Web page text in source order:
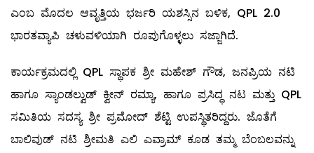
ಎಂಬ ಮೊದಲ ಆವೃತ್ತಿಯ ಭರ್ಜರಿ ಯಶಸ್ಸಿನ ಬಳಿಕ, QPL 2.0
ಭಾರತವ್ಯಾಪಿ ಚಳುವಳಿಯಾಗಿ ರೂಪುಗೊಳ್ಳಲು ಸಜ್ಜಾಗಿದೆ.
ಕಾರ್ಯಕ್ರಮದಲ್ಲಿ QPL ಸ್ಥಾಪಕ ಶ್ರೀ ಮಹೇಶ್ ಗೌಡ, ಜನಪ್ರಿಯ ನಟಿ
ಹಾಗೂ ಸ್ಯಾಂಡಲ್ವುಡ್ ಕ್ವೀನ್ ರಮ್ಯಾ, ಹಾಗೂ ಪ್ರಸಿದ್ಧ ನಟ ಮತ್ತು QPL
ಸಮಿತಿಯ ಸದಸ್ಯ ಶ್ರೀ ಪ್ರಮೋದ್ ಶೆಟ್ಟಿ ಉಪಸ್ಥಿತರಿದ್ದರು. ಜೊತೆಗೆ
ಬಾಲಿವುಡ್ ನಟಿ ಶ್ರೀಮತಿ ಎಲಿ ಎವ್ರಾಮ್ ಕೂಡ ತಮ್ಮ ಬೆಂಬಲವನ್ನು